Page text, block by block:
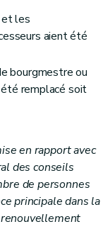
et les
aient été
bourgmestre ou
remplacé soit
en rapport avec
des conseils
de personnes
principale dans la